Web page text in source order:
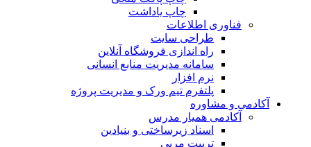
چاپ یاداشت
فناوری اطلاعات
طراحی سایت
راه اندازی فروشگاه آنلاین
سامانه مدیریت منابع انسانی
نرم افزار
پلتفرم تیم ورک و مدیریت پروژه
آکادمی و مشاوره
آکادمی همیار مدرس
اسناد زیرساختی و بنیادین
تربیت مربی